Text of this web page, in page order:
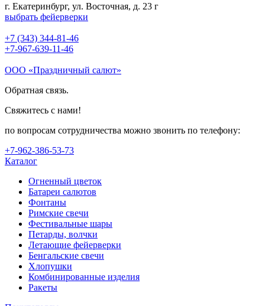
г. Екатеринбург, ул. Восточная, д. 23 г
выбрать фейерверки
+7 (343) 344-81-46
+7-967-639-11-46
ООО «Праздничный салют»
Обратная связь.
Свяжитесь с нами!
по вопросам сотрудничества можно звонить по телефону:
+7-962-386-53-73
Каталог
Огненный цветок
Батареи салютов
Фонтаны
Римские свечи
Фестивальные шары
Петарды, волчки
Летающие фейерверки
Бенгальские свечи
Хлопушки
Комбинированные изделия
Ракеты